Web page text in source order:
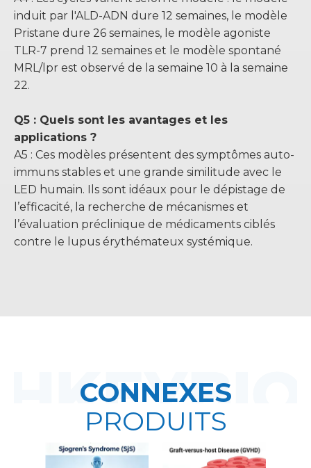
induit par l'ALD-ADN dure 12 semaines, le modèle
Pristane dure 26 semaines, le modèle agoniste
TLR-7 prend 12 semaines et le modèle spontané
MRL/lpr est observé de la semaine 10 à la semaine
22.
Q5 : Quels sont les avantages et les
applications ?
A5 : Ces modèles présentent des symptômes auto-
immuns stables et une grande similitude avec le
LED humain. Ils sont idéaux pour le dépistage de
l’efficacité, la recherche de mécanismes et
l’évaluation préclinique de médicaments ciblés
contre le lupus érythémateux systémique.
CONNEXES
PRODUITS